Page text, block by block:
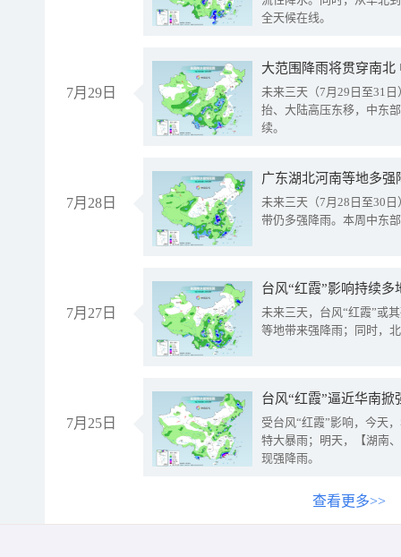
全天候在线。
7月29日
大范围降雨将贯穿南
未来三天（7月29日至31
抬、大陆高压东移，中东
续。
7月28日
广东湖北河南等地多
未来三天（7月28日至30
带仍多强降雨。本周中东
7月27日
台风“红霞”影响持续
未来三天，台风“红霞”或
等地带来强降雨；同时，
7月25日
台风“红霞”逼近华南
受台风“红霞”影响，今天
特大暴雨；明天，【湖南
现强降雨。
查看更多>>